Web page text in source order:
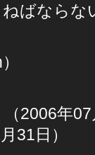
ばならな
（2006年
31日）